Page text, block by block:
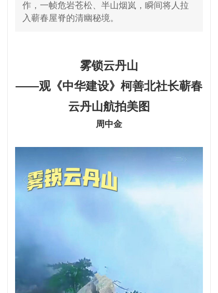
作，一帧危岩苍松、半山烟岚，瞬间将人拉
入蕲春屋脊的清幽秘境。
雾锁云丹山
——观《中华建设》柯善北社长蕲春
云丹山航拍美图
周中金